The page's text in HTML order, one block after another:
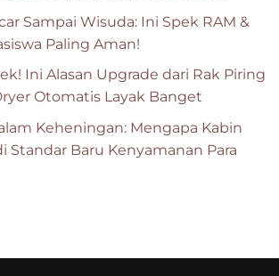
Sampai Wisuda: Ini Spek RAM &
Paling Aman!
Ini Alasan Upgrade dari Rak Piring
Otomatis Layak Banget
Keheningan: Mengapa Kabin
Standar Baru Kenyamanan Para